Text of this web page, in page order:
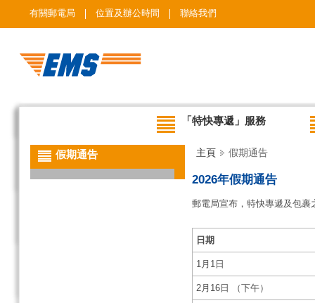
有關郵電局 位置及辦公時間 聯絡我們
「特快專遞」服務
假期通告 主頁 假期通告
2026年假期通告
郵電局宣布，特快專遞及包
日期
1月1日
2月16日 （下午）